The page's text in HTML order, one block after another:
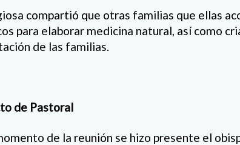
compartió que otras familias que ellas
para elaborar medicina natural, así como
de las familias.
de Pastoral
de la reunión se hizo presente el